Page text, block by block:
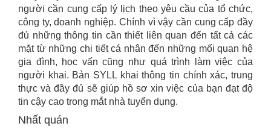
người cần cung cấp lý lịch theo yêu cầu của tổ chức,
công ty, doanh nghiệp. Chính vì vậy cần cung cấp đầy
đủ những thông tin cần thiết liên quan đến tất cả các
mặt từ những chi tiết cá nhân đến những mối quan hệ
gia đình, học vấn cũng như quá trình làm việc của
người khai. Bản SYLL khai thông tin chính xác, trung
thực và đầy đủ sẽ giúp hồ sơ xin việc của bạn đạt độ
tin cậy cao trong mắt nhà tuyển dụng.
Nhất quán